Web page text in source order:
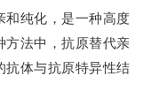
和纯化，是一种高度
方法中，抗原替代亲
抗体与抗原特异性结